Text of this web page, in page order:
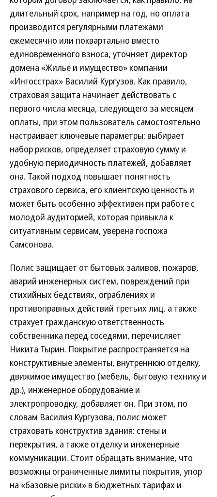
длительный срок, например на год, но оплата
производится регулярными платежами
ежемесячно или поквартально вместо
единовременного взноса, уточняет директор
домена «Жилье и имущество» компании
«Ингосстрах» Василий Кургузов. Как правило,
страховая защита начинает действовать с
первого числа месяца, следующего за месяцем
оплаты, при этом пользователь самостоятельно
настраивает ключевые параметры: выбирает
набор рисков, определяет страховую сумму и
удобную периодичность платежей, добавляет
она. Такой подход повышает понятность
страхового сервиса, его клиентскую ценность и
может быть особенно эффективен при работе с
молодой аудиторией, которая привыкла к
ситуативным сервисам, уверена госпожа
Самсонова.
Полис защищает от бытовых заливов, пожаров,
аварий инженерных систем, повреждений при
стихийных бедствиях, ограблениях и
противоправных действий третьих лиц, а также
страхует гражданскую ответственность
собственника перед соседями, перечисляет
Никита Тырин. Покрытие распространяется на
конструктивные элементы, внутреннюю отделку,
движимое имущество (мебель, бытовую технику и
др.), инженерное оборудование и
электропроводку, добавляет он. При этом, по
словам Василия Кургузова, полис может
страховать конструктив здания: стены и
перекрытия, а также отделку и инженерные
коммуникации. Стоит обращать внимание, что
возможны ограниченные лимиты покрытия, упор
на «базовые риски» в бюджетных тарифах и